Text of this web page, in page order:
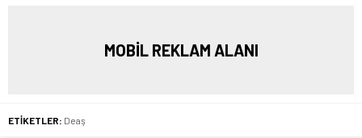
MOBİL REKLAM ALANI
ETİKETLER: Deaş